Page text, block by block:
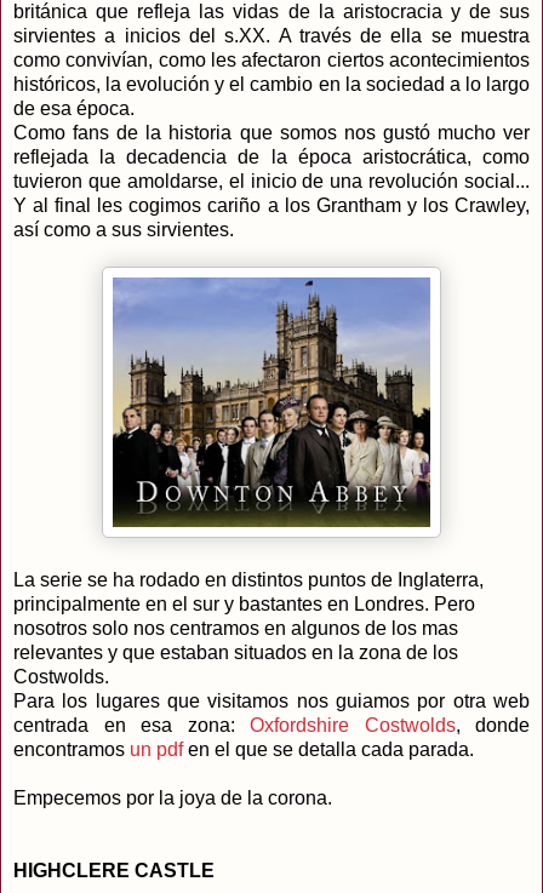
británica que refleja las vidas de la aristocracia y de sus
sirvientes a inicios del s.XX. A través de ella se muestra
como convivían, como les afectaron ciertos acontecimientos
históricos, la evolución y el cambio en la sociedad a lo largo
de esa época.
Como fans de la historia que somos nos gustó mucho ver
reflejada la decadencia de la época aristocrática, como
tuvieron que amoldarse, el inicio de una revolución social...
Y al final les cogimos cariño a los Grantham y los Crawley,
así como a sus sirvientes.
La serie se ha rodado en distintos puntos de Inglaterra,
principalmente en el sur y bastantes en Londres. Pero
nosotros solo nos centramos en algunos de los mas
relevantes y que estaban situados en la zona de los
Costwolds.
Para los lugares que visitamos nos guiamos por otra web
centrada en esa zona: Oxfordshire Costwolds, donde
encontramos un pdfen el que se detalla cada parada.
Empecemos por la joya de la corona.
HIGHCLERE CASTLE